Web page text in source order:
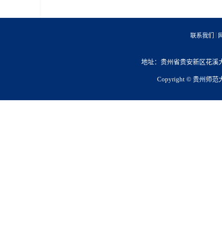
联系我们
地址：贵州省贵安新区花溪
Copyright © 贵州师范